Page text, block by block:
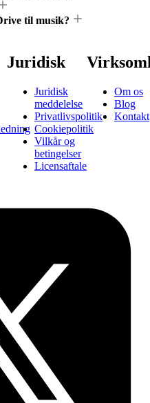
til musik?
Juridisk
Juridisk
meddelelse
Privatlivspolitik
Cookiepolitik
Vilkår og
betingelser
Licensaftale
Om os
Blog
Kontakt